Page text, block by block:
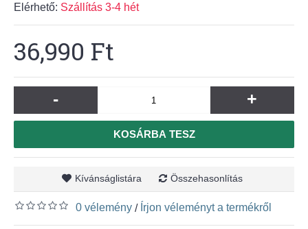
Elérhető: Szállítás 3-4 hét
36,990 Ft
- +
KOSÁRBA TESZ
Kívánságlistára Összehasonlítás
0 vélemény / Írjon véleményt a termékről